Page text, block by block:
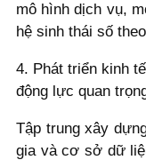
mô hình dịch vụ,
hệ sinh thái số
4. Phát triển kinh
động lực quan
Tập trung xây
gia và cơ sở dữ